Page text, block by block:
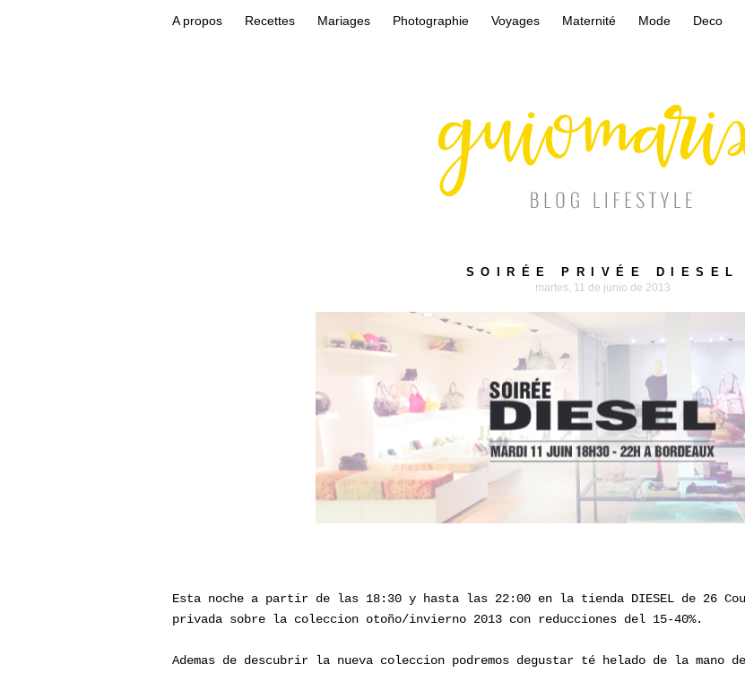
A propos Recettes Mariages Photographie Voyages Maternité Mode Deco
SOIRÉE PRIVÉE DIESEL
martes, 11 de junio de 2013
Esta noche a partir de las 18:30 y hasta las 22:00 en la tienda DIESEL de 26
privada sobre la coleccion otoño/invierno 2013 con reducciones del 15-40%.
Ademas de descubrir la nueva coleccion podremos degustar té helado de la mano